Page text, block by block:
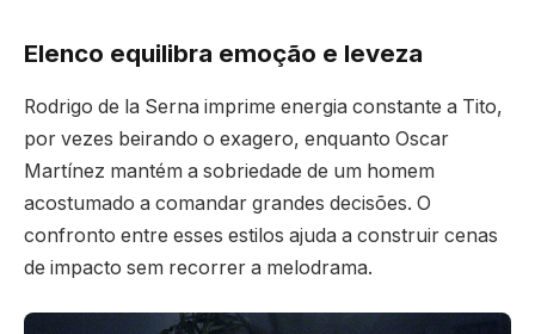
Elenco equilibra emoção e leveza
Rodrigo de la Serna imprime energia constante a Tito,
por vezes beirando o exagero, enquanto Oscar
Martínez mantém a sobriedade de um homem
acostumado a comandar grandes decisões. O
confronto entre esses estilos ajuda a construir cenas
de impacto sem recorrer a melodrama.